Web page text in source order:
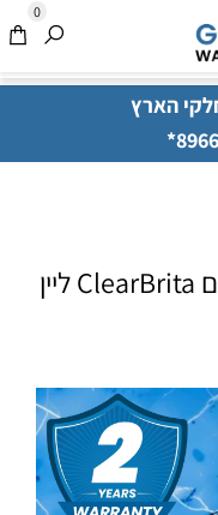
הארץ
0
מערכת מים תת כיורית קר-חם ClearBrita ליין